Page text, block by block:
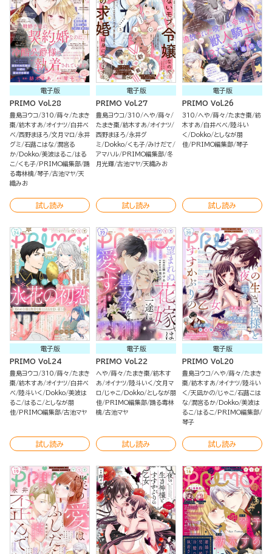
電子版
PRIMO Vol.28
豊島ヨウコ 310 蒔々 たまき
棗 紡木すあ オイナツ 白井べ
べ 西野まほろ 文月マロ
永井
グミ 石蕗こはな 潤宮る
か
Dokko 美波はるこ
はる
こ
くも子 PRIMO編集部 踊
る毒林檎 琴子 古池マヤ 天
織みお
試し読み
電子版
PRIMO Vol.27
豊島ヨウコ 310 へや 蒔々
たまき棗 紡木すあ オイナツ
西野まほろ
永井グ
ミ
Dokko くも子 みけだて
アマハル
PRIMO編集部 冬
月光輝 古池マヤ 天織みお
試し読み
電子版
PRIMO Vol.26
310 へや 蒔々 たまき棗 紡
木すあ
白井べべ
陸斗い
く
Dokko としなが朋
佳
PRIMO編集部 琴子
試し読み
電子版
PRIMO Vol.24
豊島ヨウコ 310 蒔々 たまき
棗 紡木すあ オイナツ 白井べ
べ
陸斗いく Dokko 美波は
るこ
はるこ
としなが朋
佳
PRIMO編集部 古池マヤ
試し読み
電子版
PRIMO Vol.22
へや 蒔々 たまき棗 紡木す
あ オイナツ 陸斗いく 文月マ
ロ
じゃこ Dokko としなが朋
佳
PRIMO編集部 踊る毒林
檎 古池マヤ
試し読み
電子版
PRIMO Vol.20
豊島ヨウコ へや 蒔々 たまき
棗 紡木すあ オイナツ 陸斗い
く 天凪かの じゃこ 石蕗こは
な 潤宮るか Dokko 美波は
るこ
はるこ
PRIMO編集部
琴子
試し読み